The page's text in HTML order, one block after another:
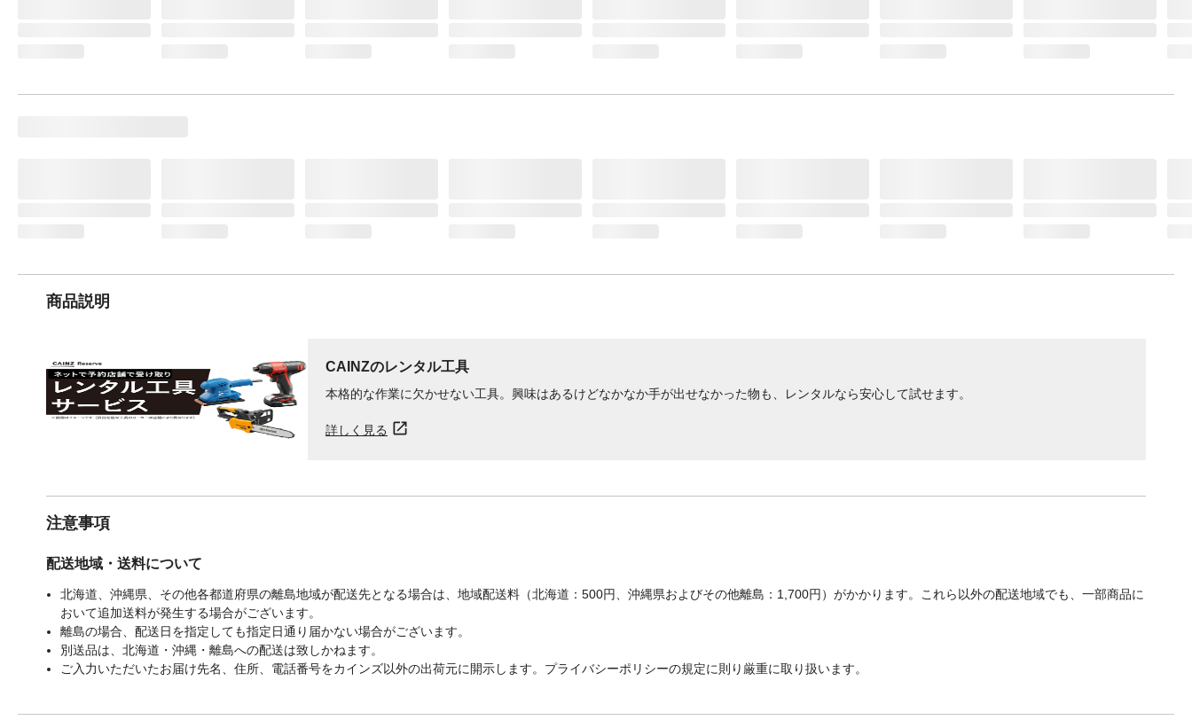
商品説明
CAINZのレンタル工具
本格的な作業に欠かせない工具。興味はあるけどなかなか手が出せなかった物も、レンタルなら安心して試せます。
詳しく見る
注意事項
配送地域・送料について
北海道、沖縄県、その他各都道府県の離島地域が配送先となる場合は、地域配送料（北海道：500円、沖縄県およびその他離島：1,700円）がかかります。これら以外の配送地域でも、一部商品に
おいて追加送料が発生する場合がございます。
離島の場合、配送日を指定しても指定日通り届かない場合がございます。
別送品は、北海道・沖縄・離島への配送は致しかねます。
ご入力いただいたお届け先名、住所、電話番号をカインズ以外の出荷元に開示します。プライバシーポリシーの規定に則り厳重に取り扱います。